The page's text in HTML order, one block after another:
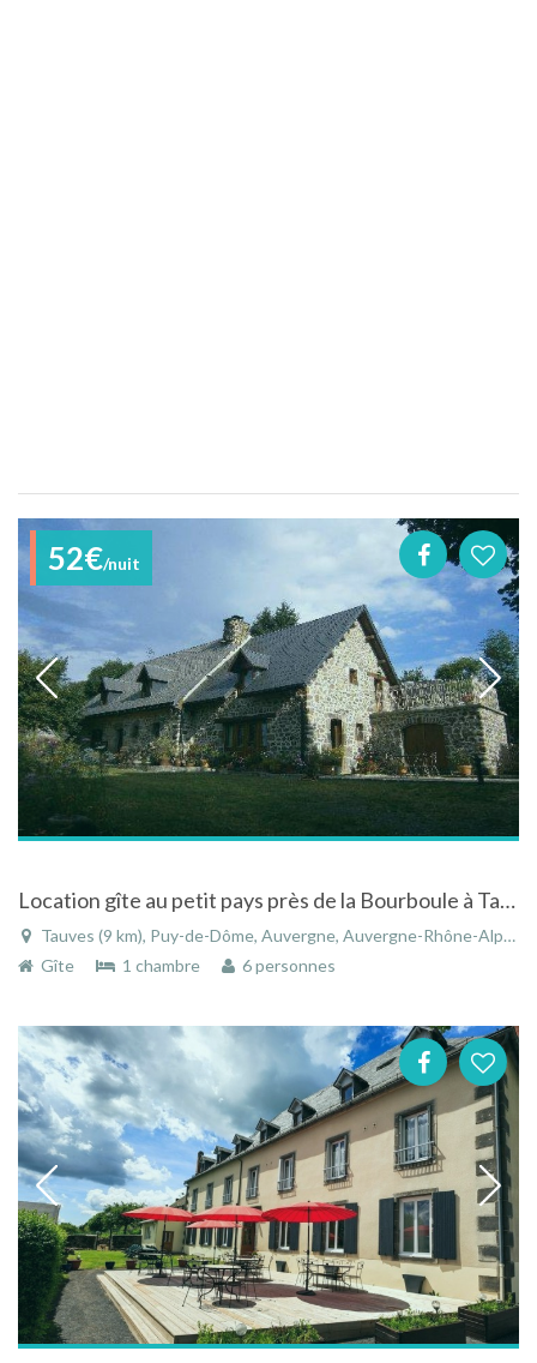
52€/nuit
Location gîte au petit pays près de la Bourboule à Tauves - Puy-de-Dôme - Auvergne
Tauves (9 km), Puy-de-Dôme, Auvergne, Auvergne-Rhône-Alpes, France
Gîte
1 chambre 6 personnes